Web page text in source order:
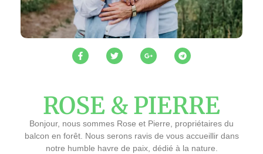
ROSE & PIERRE
Bonjour, nous sommes Rose et Pierre, propriétaires du
balcon en forêt. Nous serons ravis de vous accueillir dans
notre humble havre de paix, dédié à la nature.